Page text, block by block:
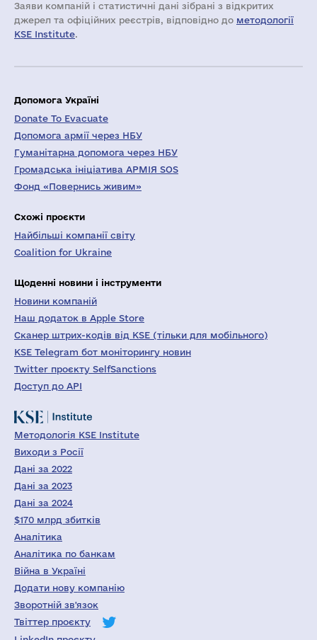
Заяви компаній i статистичні дані зібрані з відкритих
джерел та офіційних реєстрів, відповідно до методології
KSE Institute.
Допомога Україні
Donate To Evacuate
Допомога армії через НБУ
Гуманітарна допомога через НБУ
Громадська ініціатива АРМІЯ SOS
Фонд «Повернись живим»
Схожі проєкти
Найбільші компанії світу
Coalition for Ukraine
Щоденні новини і інструменти
Новини компаній
Наш додаток в Apple Store
Сканер штрих-кодів від KSE (тільки для мобільного)
KSE Telegram бот моніторингу новин
Twitter проєкту SelfSanctions
Доступ до API
Методологія KSE Institute
Виходи з Росії
Дані за 2022
Дані за 2023
Дані за 2024
$170 млрд збитків
Аналітика
Аналітика по банкам
Війна в Україні
Додати нову компанію
Зворотній зв'язок
Твіттер проєкту